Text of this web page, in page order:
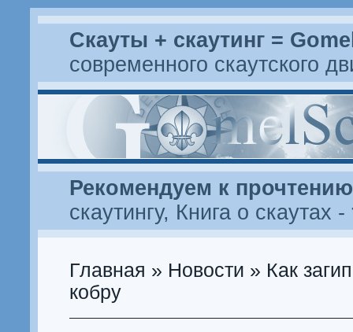
Скауты + скаутинг =
современного скаутского
Рекомендуем к прочтению
скаутингу, Книга о скаутах -
Главная » Новости » Как
кобру